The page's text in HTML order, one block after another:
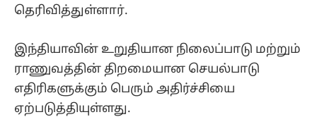
தெரிவித்துள்ளார்.
இந்தியாவின் உறுதியான நிலைப்பாடு மற்றும்
ராணுவத்தின் திறமையான செயல்பாடு
எதிரிகளுக்கும் பெரும் அதிர்ச்சியை
ஏற்படுத்தியுள்ளது.